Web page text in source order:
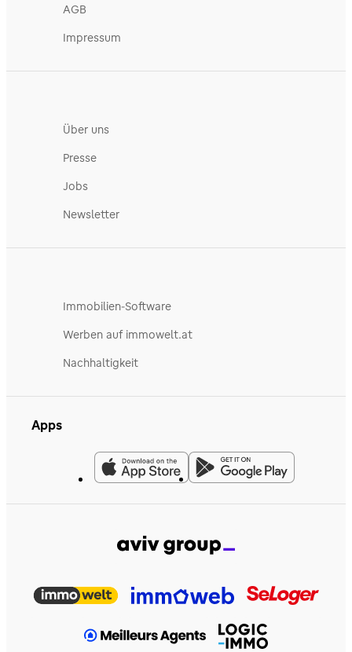
AGB
Impressum
Über uns
Presse
Jobs
Newsletter
Immobilien-Software
Werben auf immowelt.at
Nachhaltigkeit
Apps